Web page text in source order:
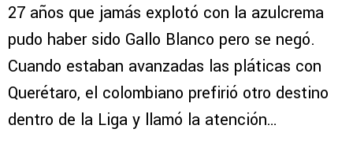
27 años que jamás explotó con la azulcrema
pudo haber sido Gallo Blanco pero se negó.
Cuando estaban avanzadas las pláticas con
Querétaro, el colombiano prefirió otro destino
dentro de la Liga y llamó la atención…